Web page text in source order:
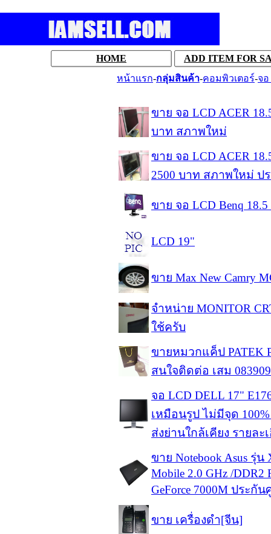
HOME
ADD ITEM FOR
หน้าแรก-กลุ่มสินค้า-คอมพิวเตอร์-จอ
ขาย จอ LCD ACER
บาท สภาพใหม่
ขาย จอ LCD ACER
2500 บาท สภาพใหม่ ป
ขาย จอ LCD Benq 18.5
LCD 19"
ขาย Max New Camry
จำหน่าย MONITOR
ใช้ครับ
ขายหมวกแค็ป PATEK
สนใจติดต่อ เสม
จอ LCD DELL 17"
เหมือนรูป ไม่มีจุด
ส่งย่านใกล้เคียง รายละ
ขาย Notebook Asus รุ่น
Mobile 2.0 GHz /DDR2
GeForce 7000M ประกั
ขาย เครื่องดำ[จีน]